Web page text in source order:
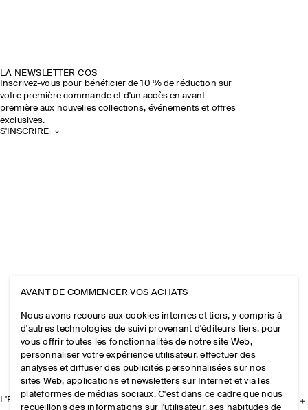
LA NEWSLETTER COS
Inscrivez-vous pour bénéficier de 10 % de réduction sur
votre première commande et d'un accès en avant-
première aux nouvelles collections, événements et offres
exclusives.
S'INSCRIRE
L'ENTREPRISE
AVANT DE COMMENCER VOS ACHATS
Nous avons recours aux cookies internes et tiers, y compris à
d'autres technologies de suivi provenant d'éditeurs tiers, pour
vous offrir toutes les fonctionnalités de notre site Web,
personnaliser votre expérience utilisateur, effectuer des
analyses et diffuser des publicités personnalisées sur nos
sites Web, applications et newsletters sur Internet et via les
plateformes de médias sociaux. C'est dans ce cadre que nous
recueillons des informations sur l'utilisateur, ses habitudes de